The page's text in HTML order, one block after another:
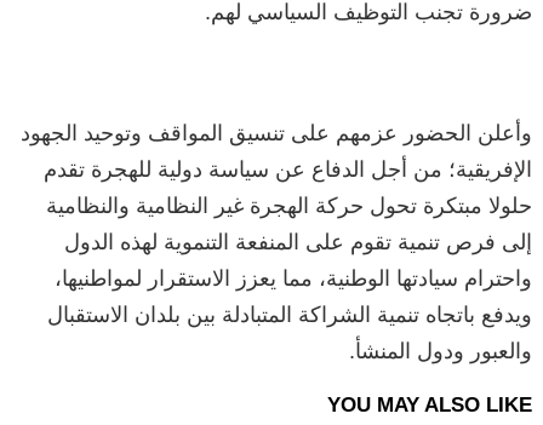
ضرورة تجنب التوظيف السياسي لهم.
وأعلن الحضور عزمهم على تنسيق المواقف وتوحيد الجهود
الإفريقية؛ من أجل الدفاع عن سياسة دولية للهجرة تقدم
حلولا مبتكرة تحول حركة الهجرة غير النظامية والنظامية
إلى فرص تنمية تقوم على المنفعة التنموية لهذه الدول
واحترام سيادتها الوطنية، مما يعزز الاستقرار لمواطنيها،
ويدفع باتجاه تنمية الشراكة المتبادلة بين بلدان الاستقبال
والعبور ودول المنشأ.
YOU MAY ALSO LIKE